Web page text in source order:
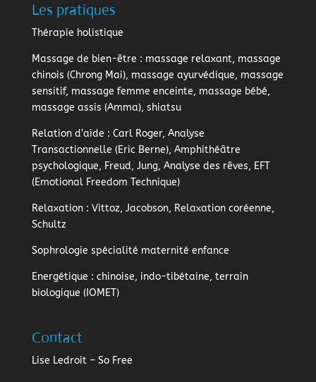
Les pratiques
Thérapie holistique
Massage de bien-être : massage relaxant, massage
chinois (Chrong Mai), massage ayurvédique, massage
sensitif, massage femme enceinte, massage bébé,
massage assis (Amma), shiatsu
Relation d’aide : Carl Roger, Analyse
Transactionnelle (Eric Berne), Amphithéâtre
psychologique, Freud, Jung, Analyse des rêves, EFT
(Emotional Freedom Technique)
Relaxation: Vittoz, Jacobson, Relaxation coréenne,
Schultz
Sophrologie spécialité maternité enfance
Energétique : chinoise, indo-tibétaine, terrain
biologique (IOMET)
Contact
Lise Ledroit – So Free